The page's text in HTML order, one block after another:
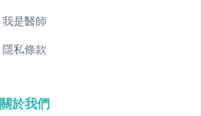
我是醫師
隱私條款
關於我們